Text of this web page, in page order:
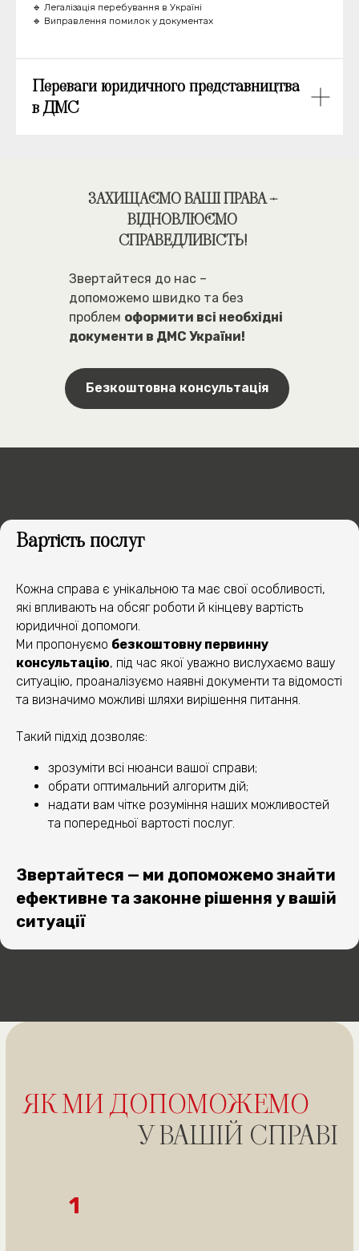
🔹 Легалізація перебування в Україні
🔹 Виправлення помилок у документах
Переваги юридичного представництва
в ДМС
ЗАХИЩАЄМО ВАШІ ПРАВА –
ВІДНОВЛЮЄМО
СПРАВЕДЛИВІСТЬ!
Звертайтеся до нас –
допоможемо швидко та без
проблем оформити всі необхідні
документи в ДМС України!
Безкоштовна консультація
Вартість послуг
Кожна справа є унікальною та має свої особливості,
які впливають на обсяг роботи й кінцеву вартість
юридичної допомоги.
Ми пропонуємо безкоштовну первинну
консультацію, під час якої уважно вислухаємо вашу
ситуацію, проаналізуємо наявні документи та відомості
та визначимо можливі шляхи вирішення питання.
Такий підхід дозволяє:
зрозуміти всі нюанси вашої справи;
обрати оптимальний алгоритм дій;
надати вам чітке розуміння наших можливостей
та попередньої вартості послуг.
Звертайтеся — ми допоможемо знайти
ефективне та законне рішення у вашій
ситуації
ЯК МИ ДОПОМОЖЕМО
1
2
У ВАШІЙ СПРАВІ
3
4
ОТРИМАЙТЕ